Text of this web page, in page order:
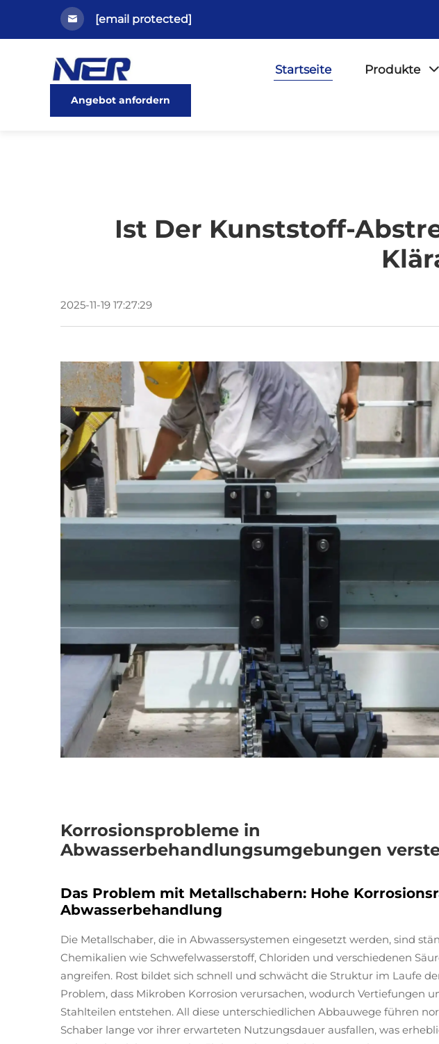
[email protected]
Startseite Produkte
Angebot anfordern
Ist Der Kunststoff-
2025-11-19 17:27:29
Korrosionsprobleme in
Abwasserbehandlungsumgebungen
Das Problem mit Metallschabern: Hohe
Abwasserbehandlung
Die Metallschaber, die in Abwassersystemen eingesetzt werden, sind
Chemikalien wie Schwefelwasserstoff, Chloriden und verschiedenen
angreifen. Rost bildet sich schnell und schwächt die Struktur im Laufe
Problem, dass Mikroben Korrosion verursachen, wodurch Vertiefungen
Stahlteilen entstehen. All diese unterschiedlichen Abbauwege führen
Schaber lange vor ihrer erwarteten Nutzungsdauer ausfallen, was